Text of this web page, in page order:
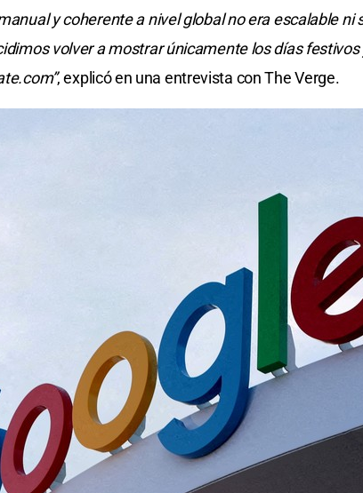
y coherente a nivel global no era escalable ni
volver a mostrar únicamente los días
, explicó en una entrevista con The Verge.